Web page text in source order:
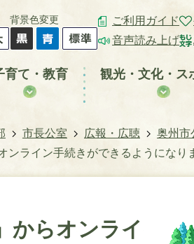
背景色変更
ご利用ガイド
音声読み上げ
育て・教育 観光・文化・ス
市長公室 広報・広聴
奥州市
ンライン手続きができるようになり
からオンライ